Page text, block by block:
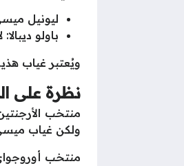
ليونيل
باولو
ويُعتبر غياب
نظرة على
منتخب
ولكن غياب
منتخب